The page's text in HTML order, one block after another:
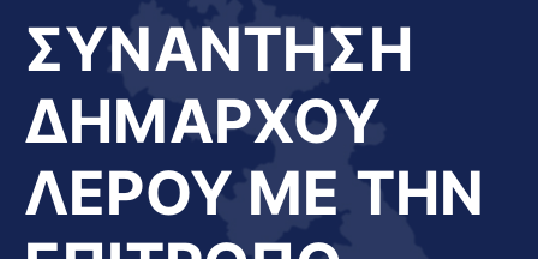
Διαφάνεια
Το
Νησί
Μας
ΣΥΝΑΝΤΗΣΗ
ΔΗΜΑΡΧΟΥ
ΛΕΡΟΥ ΜΕ ΤΗΝ